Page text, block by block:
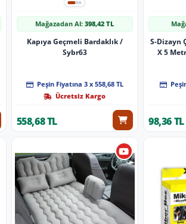
Mağazadan Al:398,42 TL
Kapıya Geçmeli Bardaklık /
Sybr63
Peşin Fiyatına 3 x 558,68 TL
Ücretsiz Kargo
558,68 TL
S-Dizayn
X 5
98,36 TL